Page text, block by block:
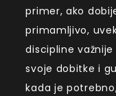
primer, ako
primamljivo,
discipline
svoje dobitke i
kada je